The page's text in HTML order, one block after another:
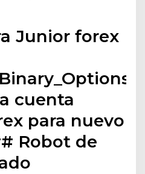
Junior forex
cuenta
para nuevo
Robot de